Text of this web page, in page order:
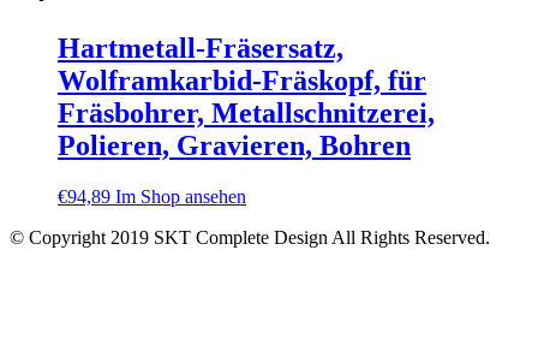
Hartmetall-Fräsersatz,
Wolframkarbid-Fräskopf, für
Fräsbohrer, Metallschnitzerei,
Polieren, Gravieren, Bohren
€94,89 Im Shop ansehen
© Copyright 2019 SKT Complete Design All Rights Reserved.